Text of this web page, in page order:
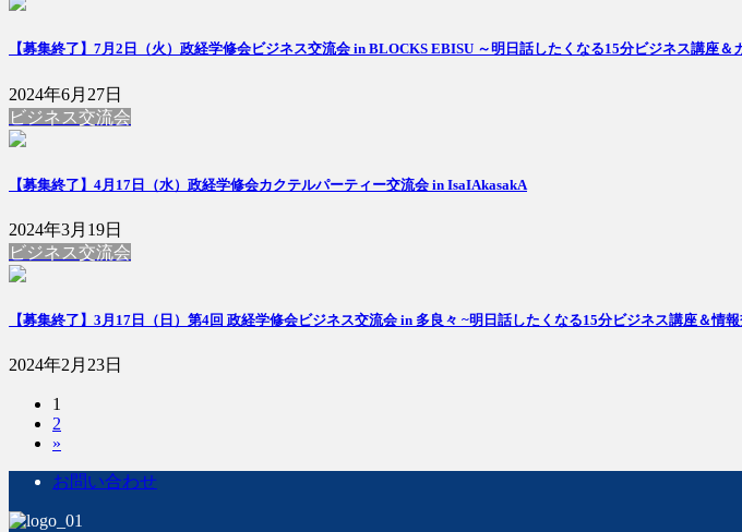
【募集終了】7月2日（火）政経学修会ビジネス交流会 in BLOCKS EBISU ～明日話したくなる15分ビジネス講座＆
2024年6月27日
ビジネス交流会
【募集終了】4月17日（水）政経学修会カクテルパーティー交流会 in IsaIAkasakA
2024年3月19日
ビジネス交流会
【募集終了】3月17日（日）第4回 政経学修会ビジネス交流会 in 多良々 ~明日話したくなる15分ビジネス講座＆情
2024年2月23日
ペ
固
定
ペ
ー
ジ
1
固
定
ペ
ー
ジ
2
»
お問い合わせ